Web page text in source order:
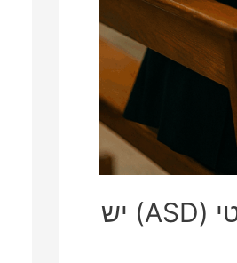
האם לאדם על הרצף האוטיסטי (ASD) יש